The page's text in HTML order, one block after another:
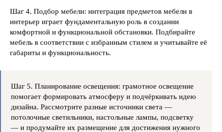
Шаг 4. Подбор мебели: интеграция предметов мебели в
интерьер играет фундаментальную роль в создании
комфортной и функциональной обстановки. Подбирайте
мебель в соответствии с избранным стилем и учитывайте её
габариты и функциональность.
Шаг 5. Планирование освещения: грамотное освещение
помогает формировать атмосферу и подчёркивать идею
дизайна. Рассмотрите разные источники света —
потолочные светильники, настольные лампы, подсветку
— и продумайте их размещение для достижения нужного